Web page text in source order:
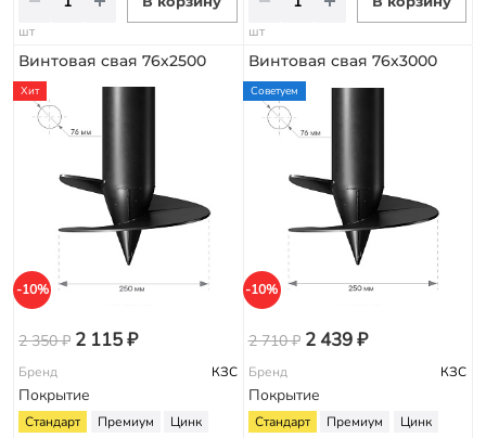
шт шт
Винтовая свая 76х2500
-10%
Хит
2 350 ₽ 2 115 ₽
Бренд КЗС
Покрытие
Стандарт Премиум Цинк
Винтовая свая 76х3000
-10%
Советуем
2 710 ₽ 2 439 ₽
Бренд КЗС
Покрытие
Стандарт Премиум Цинк